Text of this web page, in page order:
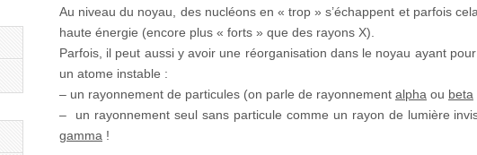
Au niveau du noyau, des nucléons en « trop » s’échappent et parfois
haute énergie (encore plus « forts » que des rayons X).
Parfois, il peut aussi y avoir une réorganisation dans le noyau ayant
un atome instable :
– un rayonnement de particules (on parle de rayonnement alpha ou beta
– un rayonnement seul sans particule comme un rayon de lumière
gamma !